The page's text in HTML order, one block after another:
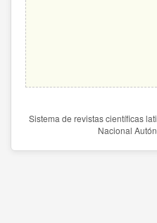
Sistema de revistas científicas
Nacional